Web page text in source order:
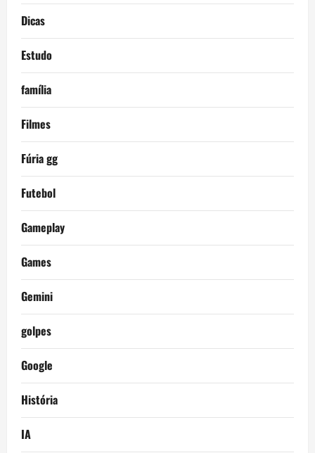
Dicas
Estudo
família
Filmes
Fúria gg
Futebol
Gameplay
Games
Gemini
golpes
Google
História
IA